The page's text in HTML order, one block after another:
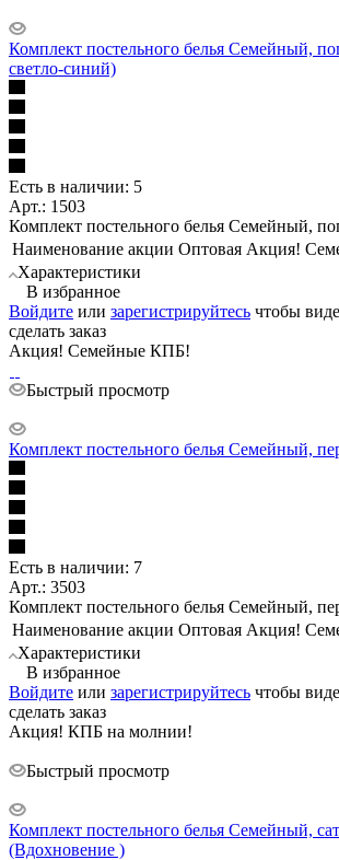
Комплект постельного белья Семейный,
светло-синий)
Есть в наличии: 5
Арт.: 1503
Комплект постельного белья Семейный,
Наименование акции Оптовая Акция!
Характеристики
В избранное
Войдите или зарегистрируйтесь чтобы
сделать заказ
Акция! Семейные КПБ!
Быстрый просмотр
Комплект постельного белья Семейный,
Есть в наличии: 7
Арт.: 3503
Комплект постельного белья Семейный,
Наименование акции Оптовая Акция!
Характеристики
В избранное
Войдите или зарегистрируйтесь чтобы
сделать заказ
Акция! КПБ на молнии!
Быстрый просмотр
Комплект постельного белья Семейный,
(Вдохновение )